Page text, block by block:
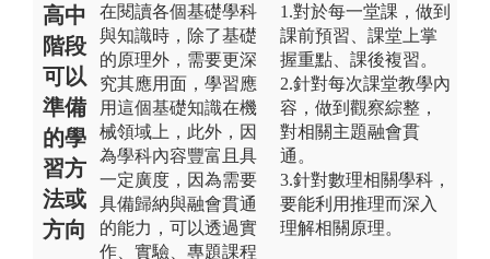
高中
階段
可以
準備
的學
習方
法或
方向
在閱讀各個基礎學科
與知識時，除了基礎
的原理外，需要更深
究其應用面，學習應
用這個基礎知識在機
械領域上，此外，因
為學科內容豐富且具
一定廣度，因為需要
具備歸納與融會貫通
的能力，可以透過實
作、實驗、專題課程
1.對於每一堂課，做到
課前預習、課堂上掌
握重點、課後複習。
2.針對每次課堂教學內
容，做到觀察綜整，
對相關主題融會貫
通。
3.針對數理相關學科，
要能利用推理而深入
理解相關原理。